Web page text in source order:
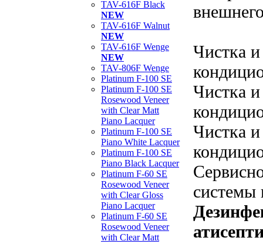
TAV-616F Black
NEW
TAV-616F Walnut
NEW
TAV-616F Wenge
NEW
TAV-806F Wenge
Platinum F-100 SE
Platinum F-100 SE
Rosewood Veneer
with Clear Matt
Piano Lacquer
Platinum F-100 SE
Piano White Lacquer
Platinum F-100 SE
Piano Black Lacquer
Platinum F-60 SE
Rosewood Veneer
with Clear Gloss
Piano Lacquer
Platinum F-60 SE
Rosewood Veneer
with Clear Matt
Чистка
Чистка
Чистка
системы